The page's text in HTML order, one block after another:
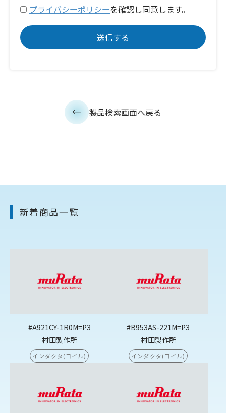
プライバシーポリシーを確認し同意します。
製品検索画面へ戻る
新着商品一覧
#A921CY-1R0M=P3
村田製作所
インダクタ(コイル)
#B953AS-221M=P3
村田製作所
インダクタ(コイル)